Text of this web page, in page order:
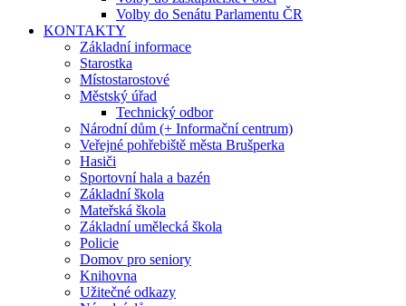
Volby do Senátu Parlamentu ČR
KONTAKTY
Základní informace
Starostka
Místostarostové
Městský úřad
Technický odbor
Národní dům (+ Informační centrum)
Veřejné pohřebiště města Brušperka
Hasiči
Sportovní hala a bazén
Základní škola
Mateřská škola
Základní umělecká škola
Policie
Domov pro seniory
Knihovna
Užitečné odkazy